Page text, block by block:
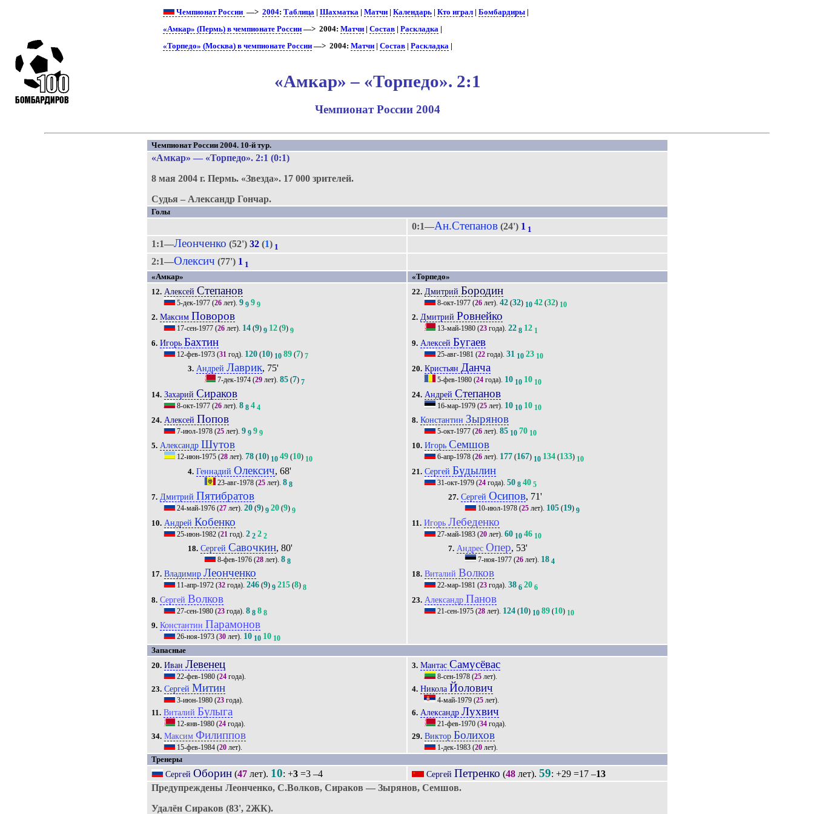
Чемпионат России —>2004:Таблица |Шахматка |Матчи |Календарь |Кто играл |Бомбардиры
«Амкар» (Пермь) в чемпионате России —> 2004:Матчи |Состав |Раскладка |
«Торпедо» (Москва) в чемпионате России —> 2004:Матчи |Состав |Раскладка |
«Амкар» – «Торпедо». 2:1
Чемпионат России 2004
Чемпионат России 2004. 10-й тур.
«Амкар» — «Торпедо». 2:1 (0:1)
8 мая 2004 г.Пермь. «Звезда». 17 000 зрителей.
Судья – Александр Гончар.
Голы
0:1—Ан.Степанов (24') 1 1
1:1—Леонченко (52')32 (1) 1
2:1—Олексич (77') 1 1
«Амкар»
«Торпедо»
12. АлексейСтепанов
5-дек-1977 (26 лет).9 9 9 9
2. МаксимПоворов
17-сен-1977 (26 лет). 14 (9) 9 12 (9) 9
6. Игорь Бахтин
12-фев-1973 (31 год). 120 (10) 10 89 (7) 7
3. АндрейЛаврик, 75'
7-дек-1974(29лет). 85(7) 7
14. ЗахарийСираков
8-окт-1977 (26 лет).8 8 4 4
24. Алексей Попов
7-июл-1978 (25 лет).9 9 9 9
5. АлександрШутов
12-июн-1975 (28 лет).78 (10) 10 49 (10) 10
4. ГеннадийОлексич, 68'
23-авг-1978(25лет). 8 8
7. Дмитрий Пятибратов
24-май-1976 (27 лет).20 (9) 9 20 (9) 9
10. Андрей Кобенко
25-июн-1982 (21 год).2 2 2 2
18. СергейСавочкин, 80'
8-фев-1976(28лет). 8 8
17. ВладимирЛеонченко
11-апр-1972 (32 года).246 (9) 9 215 (8) 8
8. Сергей Волков
27-сен-1980 (23 года).8 8 8 8
9. Константин Парамонов
26-ноя-1973 (30 лет). 10 10 10 10
22. Дмитрий Бородин
8-окт-1977 (26 лет).42 (32) 10 42 (32) 10
2. ДмитрийРовнейко
13-май-1980 (23 года).22 8 12 1
9. Алексей Бугаев
25-авг-1981 (22 года).31 10 23 10
20. Кристьян Данча
5-фев-1980 (24 года). 10 10 10 10
24. АндрейСтепанов
16-мар-1979 (25 лет). 10 10 10 10
8. Константин Зырянов
5-окт-1977 (26 лет).85 10 70 10
10. ИгорьСемшов
6-апр-1978 (26 лет). 177 (167) 10 134 (133) 10
21. Сергей Будылин
31-окт-1979 (24 года).50 8 40 5
27. СергейОсипов, 71'
10-июл-1978(25лет). 105(19) 9
11. ИгорьЛебеденко
27-май-1983 (20 лет).60 10 46 10
7. АндресОпер, 53'
7-ноя-1977(26лет). 18 4
18. ВиталийВолков
22-мар-1981 (23 года).38 6 20 6
23. Александр Панов
21-сен-1975 (28 лет). 124 (10) 10 89 (10) 10
Запасные
20. ИванЛевенец
22-фев-1980 (24 года).
23. Сергей Митин
3-июн-1980 (23 года).
11. Виталий Булыга
12-янв-1980 (24 года).
34. МаксимФилиппов
15-фев-1984 (20 лет).
3. МантасСамусёвас
8-сен-1978 (25 лет).
4. Никола Йолович
4-май-1979 (25 лет).
6. АлександрЛухвич
21-фев-1970 (34 года).
29. Виктор Болихов
1-дек-1983 (20 лет).
Тренеры
СергейОборин (47 лет). 10: +3 =3 –4 Сергей Петренко (48 лет).59: +29 =17 –13
Предупреждены Леонченко, С.Волков, Сираков — Зырянов, Семшов.
Удалён Сираков (83', 2ЖК).